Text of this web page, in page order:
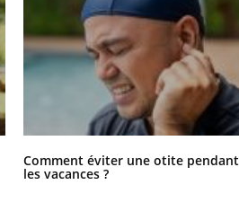
Comment éviter une otite pendant
les vacances ?